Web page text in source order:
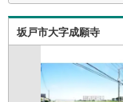
間取り検討から仕様選
過程そのものが思い出
す◎
本分譲地では、当社住
坂戸市大字成願寺